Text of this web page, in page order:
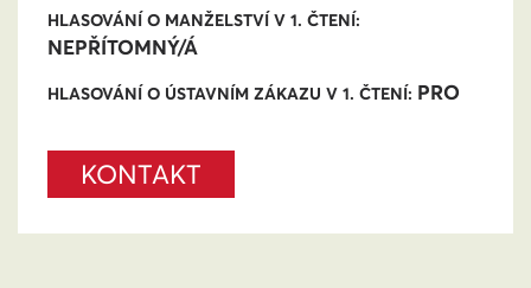
HLASOVÁNÍ O MANŽELSTVÍ V 1. ČTENÍ:
NEPŘÍTOMNÝ/Á
HLASOVÁNÍ O ÚSTAVNÍM ZÁKAZU V 1. ČTENÍ: PRO
KONTAKT